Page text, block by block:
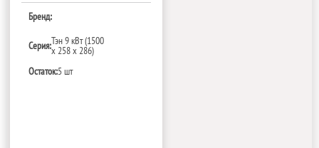
Бренд:
Серия:Тэн 9 кВт (1500
х 258 х 286)
Остаток:5 шт